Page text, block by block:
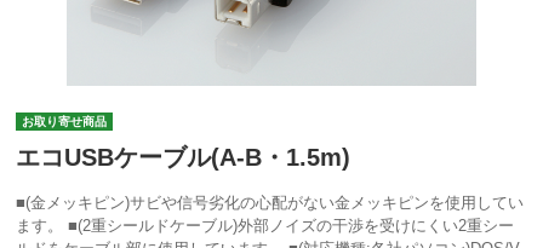
お取り寄せ商品
エコUSBケーブル(A-B・1.5m)
■(金メッキピン)サビや信号劣化の心配がない金メッキピンを使用してい
ます。 ■(2重シールドケーブル)外部ノイズの干渉を受けにくい2重シー